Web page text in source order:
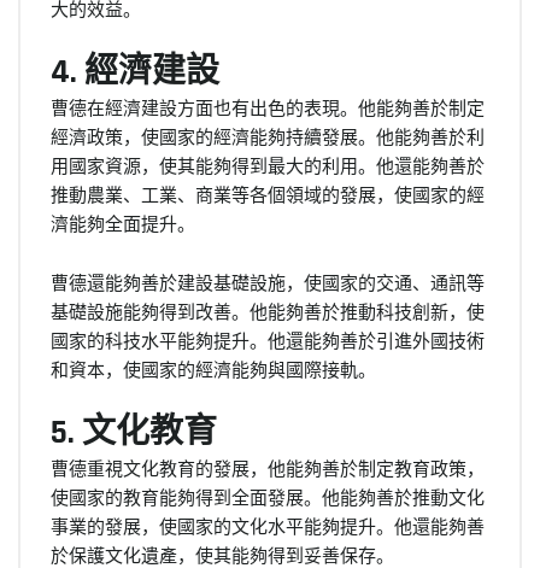
大的效益。
4. 經濟建設
曹德在經濟建設方面也有出色的表現。他能夠善於制定
經濟政策，使國家的經濟能夠持續發展。他能夠善於利
用國家資源，使其能夠得到最大的利用。他還能夠善於
推動農業、工業、商業等各個領域的發展，使國家的經
濟能夠全面提升。
曹德還能夠善於建設基礎設施，使國家的交通、通訊等
基礎設施能夠得到改善。他能夠善於推動科技創新，使
國家的科技水平能夠提升。他還能夠善於引進外國技術
和資本，使國家的經濟能夠與國際接軌。
5. 文化教育
曹德重視文化教育的發展，他能夠善於制定教育政策，
使國家的教育能夠得到全面發展。他能夠善於推動文化
事業的發展，使國家的文化水平能夠提升。他還能夠善
於保護文化遺產，使其能夠得到妥善保存。